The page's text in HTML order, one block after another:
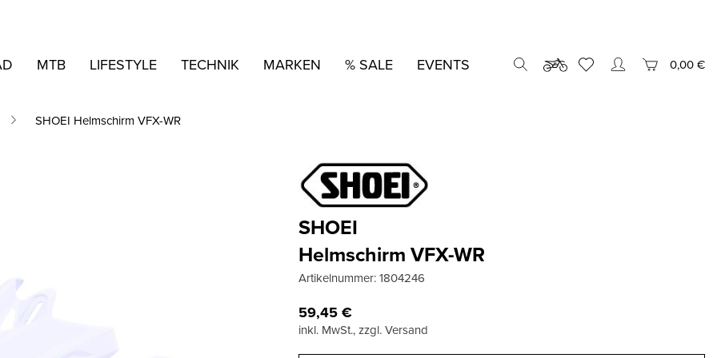
MTB LIFESTYLE TECHNIK MARKEN % SALE EVENTS 0,00 €
SHOEI Helmschirm VFX-WR
SHOEI
Helmschirm VFX-WR
Artikelnummer:1804246
59,45€
inkl. MwSt., zzgl. Versand